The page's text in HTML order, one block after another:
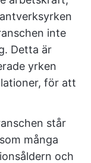
inte
Detta är
yrken
för att
står
många
och